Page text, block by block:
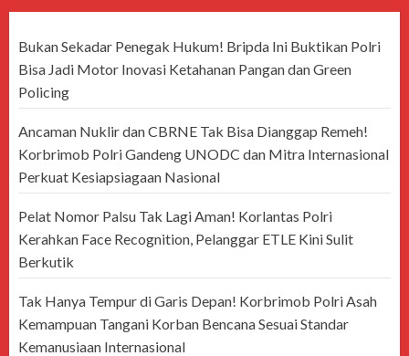
Bukan Sekadar Penegak Hukum! Bripda Ini Buktikan Polri
Bisa Jadi Motor Inovasi Ketahanan Pangan dan Green
Policing
Ancaman Nuklir dan CBRNE Tak Bisa Dianggap Remeh!
Korbrimob Polri Gandeng UNODC dan Mitra Internasional
Perkuat Kesiapsiagaan Nasional
Pelat Nomor Palsu Tak Lagi Aman! Korlantas Polri
Kerahkan Face Recognition, Pelanggar ETLE Kini Sulit
Berkutik
Tak Hanya Tempur di Garis Depan! Korbrimob Polri Asah
Kemampuan Tangani Korban Bencana Sesuai Standar
Kemanusiaan Internasional